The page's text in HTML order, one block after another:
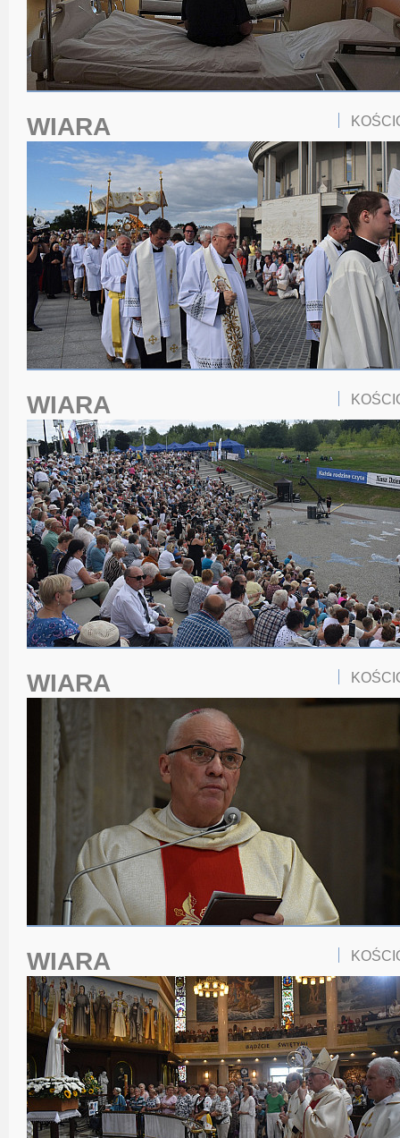
WIARA
WIARA
WIARA
WIARA